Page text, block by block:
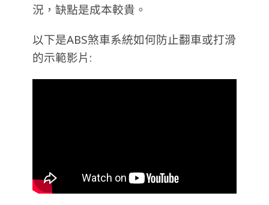
況，缺點是成本較貴。
以下是ABS煞車系統如何防止翻車或打滑
的示範影片: